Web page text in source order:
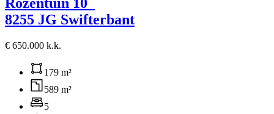
8255 JG Swifterbant
€ 650.000 k.k.
179 m²
589 m²
5